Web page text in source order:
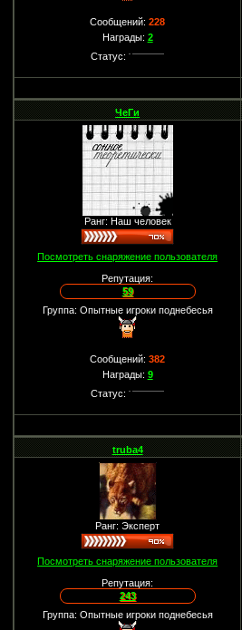
Сообщений:228
Награды: 2
Статус:
ЧеГи
Ранг: Наш человек
Посмотреть снаряжение пользователя
Репутация:
59
Группа: Опытные игроки поднебесья
Сообщений:382
Награды: 9
Статус:
truba4
Ранг: Эксперт
Посмотреть снаряжение пользователя
Репутация:
243
Группа: Опытные игроки поднебесья